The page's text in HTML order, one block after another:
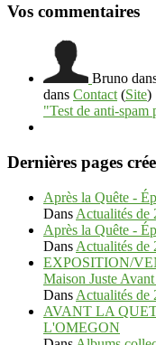
Vos commentaires
Bruno
dans Contact (Site)
"Test de anti-spam
Dernières pages
Après la Quête -
Dans Actualités de
Après la Quête -
Dans Actualités de
EXPOSITION/
Maison Juste
Dans Actualités de
AVANT LA
L'OMEGON